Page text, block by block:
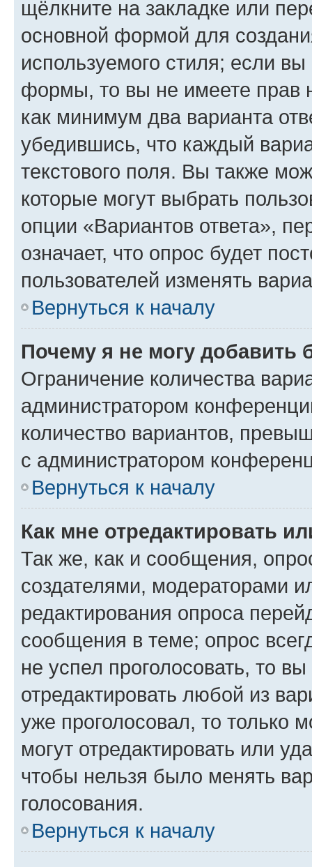
щёлкните на закладке или
основной формой для
используемого стиля; если
формы, то вы не имеете прав
как минимум два варианта
убедившись, что каждый
текстового поля. Вы также
которые могут выбрать
опции «Вариантов ответа»,
означает, что опрос будет
пользователей изменять
Вернуться к началу
Почему я не могу добавить
Ограничение количества
администратором
количество вариантов,
с администратором
Вернуться к началу
Как мне отредактировать
Так же, как и сообщения,
создателями, модераторами
редактирования опроса
сообщения в теме; опрос
не успел проголосовать, то
отредактировать любой из
уже проголосовал, то только
могут отредактировать или
чтобы нельзя было менять
голосования.
Вернуться к началу